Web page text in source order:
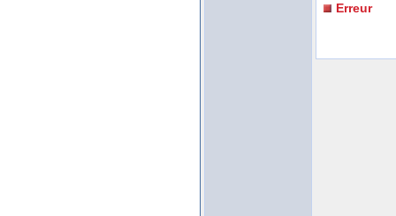
Erreur